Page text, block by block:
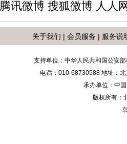
腾讯微博 搜狐微博 人人
关于我们 | 会员服务 | 服务说
支持单位：中华人民共和国公安
电话：010-68730588 地址：
承办单位：中
版权所有：